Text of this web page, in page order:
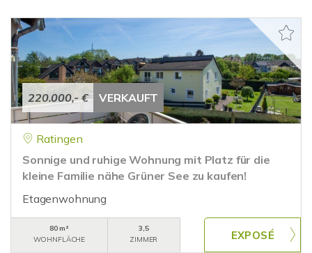
220.000,- € VERKAUFT
Ratingen
Sonnige und ruhige Wohnung mit Platz für die
kleine Familie nähe Grüner See zu kaufen!
Etagenwohnung
80 m²
WOHNFLÄCHE
3,5
ZIMMER